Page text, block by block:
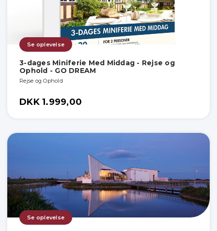
Se oplevelse
3-dages Miniferie Med Middag - Rejse og
Ophold - GO DREAM
Rejse og Ophold
DKK 1.999,00
Se oplevelse